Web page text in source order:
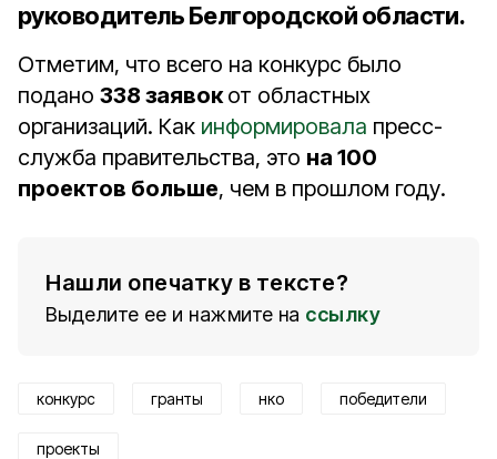
руководитель Белгородской области.
Отметим, что всего на конкурс было
подано 338 заявокот областных
организаций. Как информировала пресс-
служба правительства, это на 100
проектов больше, чем в прошлом году.
Нашли опечатку в тексте?
Выделите ее и нажмите на ссылку
конкурс гранты нко победители
проекты